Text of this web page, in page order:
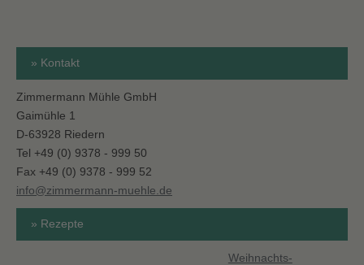
» Kontakt
Zimmermann Mühle GmbH
Gaimühle 1
D-63928 Riedern
Tel +49 (0) 9378 - 999 50
Fax +49 (0) 9378 - 999 52
info@zimmermann-muehle.de
» Rezepte
Weihnachts-